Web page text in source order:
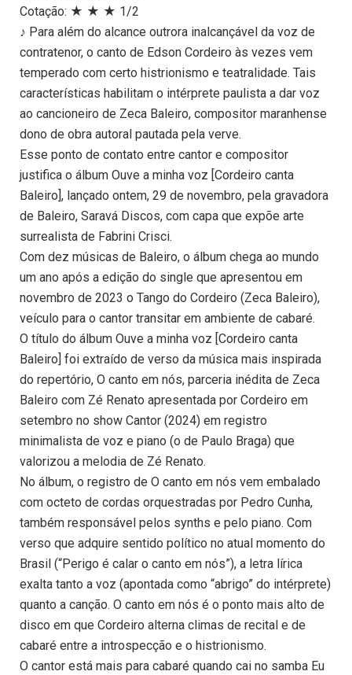
Cotação: ★ ★ ★ 1/2
♪ Para além do alcance outrora inalcançável da voz de
contratenor, o canto de Edson Cordeiro às vezes vem
temperado com certo histrionismo e teatralidade. Tais
características habilitam o intérprete paulista a dar voz
ao cancioneiro de Zeca Baleiro, compositor maranhense
dono de obra autoral pautada pela verve.
Esse ponto de contato entre cantor e compositor
justifica o álbum Ouve a minha voz [Cordeiro canta
Baleiro], lançado ontem, 29 de novembro, pela gravadora
de Baleiro, Saravá Discos, com capa que expõe arte
surrealista de Fabrini Crisci.
Com dez músicas de Baleiro, o álbum chega ao mundo
um ano após a edição do single que apresentou em
novembro de 2023 o Tango do Cordeiro (Zeca Baleiro),
veículo para o cantor transitar em ambiente de cabaré.
O título do álbum Ouve a minha voz [Cordeiro canta
Baleiro] foi extraído de verso da música mais inspirada
do repertório, O canto em nós, parceria inédita de Zeca
Baleiro com Zé Renato apresentada por Cordeiro em
setembro no show Cantor (2024) em registro
minimalista de voz e piano (o de Paulo Braga) que
valorizou a melodia de Zé Renato.
No álbum, o registro de O canto em nós vem embalado
com octeto de cordas orquestradas por Pedro Cunha,
também responsável pelos synths e pelo piano. Com
verso que adquire sentido político no atual momento do
Brasil (“Perigo é calar o canto em nós”), a letra lírica
exalta tanto a voz (apontada como “abrigo” do intérprete)
quanto a canção. O canto em nós é o ponto mais alto de
disco em que Cordeiro alterna climas de recital e de
cabaré entre a introspecção e o histrionismo.
O cantor está mais para cabaré quando cai no samba Eu